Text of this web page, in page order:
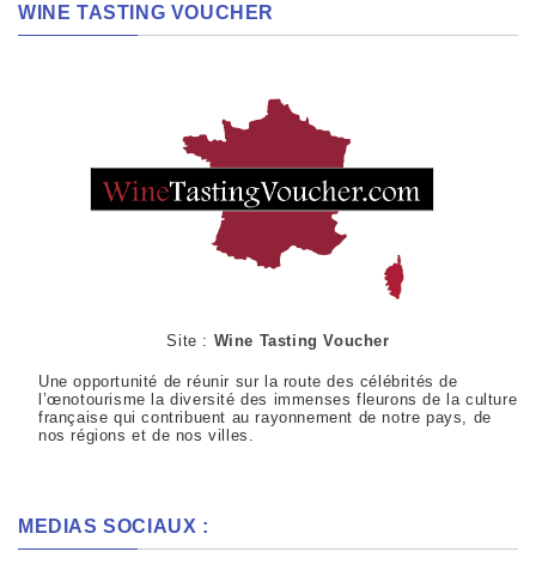
WINE TASTING VOUCHER
Site : Wine Tasting Voucher
Une opportunité de réunir sur la route des célébrités de
l’œnotourisme la diversité des immenses fleurons de la culture
française qui contribuent au rayonnement de notre pays, de
nos régions et de nos villes.
MEDIAS SOCIAUX :